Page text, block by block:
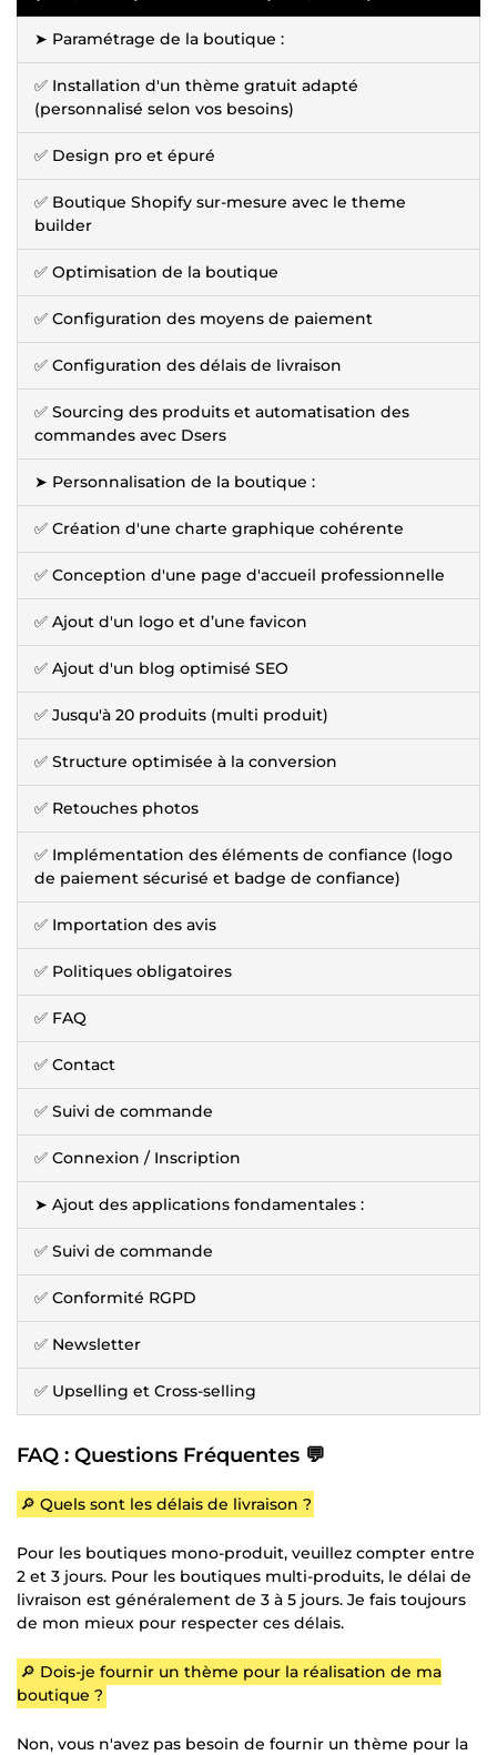
➤ Paramétrage de la boutique :
✅ Installation d'un thème gratuit adapté
(personnalisé selon vos besoins)
✅ Design pro et épuré
✅ Boutique Shopify sur-mesure avec le theme
builder
✅ Optimisation de la boutique
✅ Configuration des moyens de paiement
✅ Configuration des délais de livraison
✅ Sourcing des produits et automatisation des
commandes avec Dsers
➤ Personnalisation de la boutique :
✅ Création d'une charte graphique cohérente
✅ Conception d'une page d'accueil professionnelle
✅ Ajout d'un logo et d’une favicon
✅ Ajout d'un blog optimisé SEO
✅ Jusqu'à 20 produits (multi produit)
✅ Structure optimisée à la conversion
✅ Retouches photos
✅ Implémentation des éléments de confiance (logo
de paiement sécurisé et badge de confiance)
✅ Importation des avis
✅ Politiques obligatoires
✅ FAQ
✅ Contact
✅ Suivi de commande
✅ Connexion / Inscription
➤ Ajout des applications fondamentales :
✅ Suivi de commande
✅ Conformité RGPD
✅ Newsletter
✅ Upselling et Cross-selling
FAQ : Questions Fréquentes 💬
🔎 Quels sont les délais de livraison ?
Pour les boutiques mono-produit, veuillez compter entre
2 et 3 jours. Pour les boutiques multi-produits, le délai de
livraison est généralement de 3 à 5 jours. Je fais toujours
de mon mieux pour respecter ces délais.
🔎 Dois-je fournir un thème pour la réalisation de ma
boutique ?
Non, vous n'avez pas besoin de fournir un thème pour la